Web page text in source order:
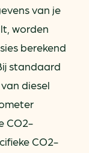
van je
worden
berekend
standaard
diesel
CO2-
CO2-